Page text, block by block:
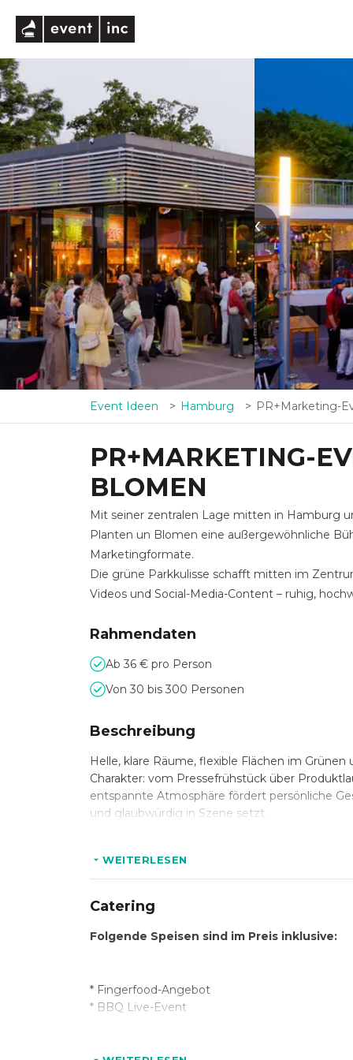
‹
Event Ideen Hamburg PR+Marketing-Event
PR+MARKETING-
BLOMEN
Mit seiner zentralen Lage mitten in Hamburg
Planten un Blomen eine außergewöhnliche
Marketingformate.
Die grüne Parkkulisse schafft mitten im
Videos und Social-Media-Content – ruhig,
Rahmendaten
Ab 36 € pro Person
Von 30 bis 300 Personen
Beschreibung
Helle, klare Räume, flexible Flächen im
Charakter: vom Pressefrühstück über
entspannte Atmosphäre fördert persönliche
und glaubwürdig in Szene setzt.
WEITERLESEN
Catering
Folgende Speisen sind im Preis inklusive:
* Fingerfood-Angebot
* BBQ Live-Event